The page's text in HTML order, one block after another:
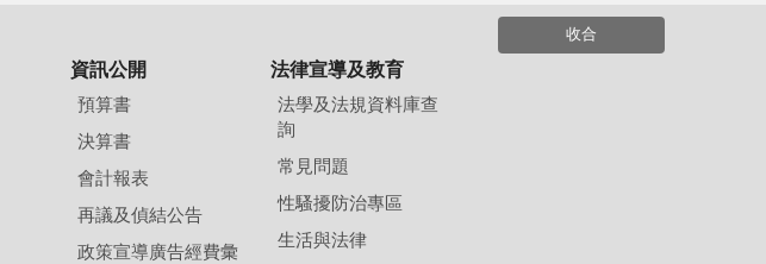
收合
資訊公開
預算書
決算書
會計報表
再議及偵結公告
政策宣導廣告經費彙
法律宣導及教育
法學及法規資料庫查
詢
常見問題
性騷擾防治專區
生活與法律